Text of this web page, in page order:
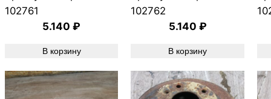
102761
5.140₽
В корзину
102762
5.140 ₽
В корзину